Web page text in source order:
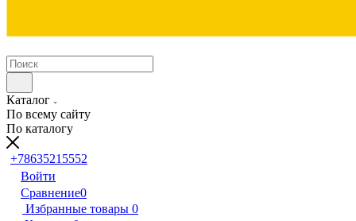
Каталог
По всему сайту
По каталогу
+78635215552
Войти
Сравнение0
Избранные товары 0